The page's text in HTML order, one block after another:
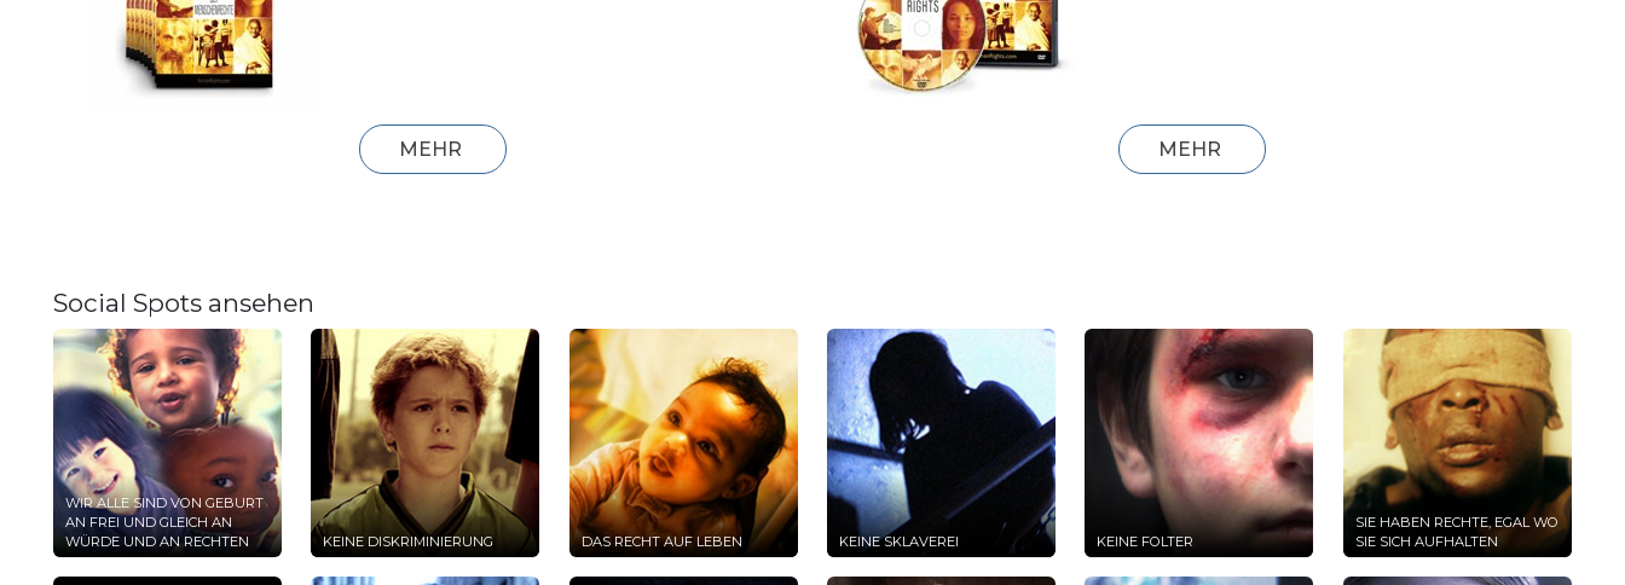
MEHR MEHR
Social Spots ansehen
WIR ALLE SIND VON GEBURT
AN FREI UND GLEICH AN
WÜRDE UND AN RECHTEN
KEINE DISKRIMINIERUNG DAS RECHT AUF LEBEN KEINE SKLAVEREI KEINE FOLTER
SIE HABEN RECHTE, EGAL WO
SIE SICH AUFHALTEN